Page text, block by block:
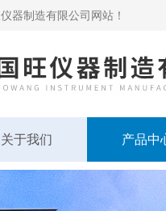
器制造有限公司网站！
关于我们 产品中